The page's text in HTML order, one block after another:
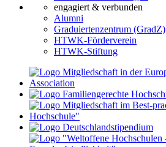
engagiert & verbunden
Alumni
Graduiertenzentrum (GradZ)
HTWK-Förderverein
HTWK-Stiftung